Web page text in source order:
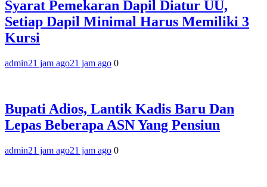
Syarat Pemekaran Dapil Diatur UU,
Setiap Dapil Minimal Harus Memiliki 3
Kursi
admin21 jam ago21 jam ago 0
Bupati Adios, Lantik Kadis Baru Dan
Lepas Beberapa ASN Yang Pensiun
admin21 jam ago21 jam ago 0